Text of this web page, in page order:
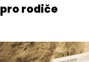
pro rodiče